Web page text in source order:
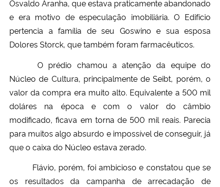
Osvaldo Aranha, que estava praticamente abandonado
e era motivo de especulação imobiliária. O Edifício
pertencia a família de seu Goswino e sua esposa
Dolores Storck, que também foram farmacêuticos.
O prédio chamou a atenção da equipe do
Núcleo de Cultura, principalmente de Seibt, porém, o
valor da compra era muito alto. Equivalente a 500 mil
doláres na época e com o valor do câmbio
modificado, ficava em torna de 500 mil reais. Parecia
para muitos algo absurdo e impossível de conseguir, já
que o caixa do Núcleo estava zerado.
Flávio, porém, foi ambicioso e constatou que se
os resultados da campanha de arrecadação de